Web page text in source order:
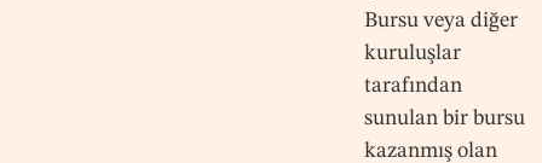
Bursu veya diğer
kuruluşlar
tarafından
sunulan bir bursu
kazanmış olan